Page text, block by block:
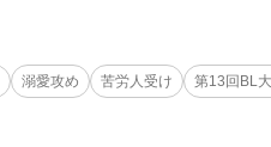
溺愛攻め 苦労人受け 第13回BL